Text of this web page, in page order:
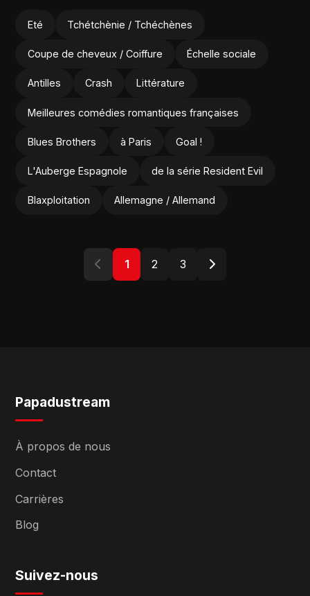
Eté Tchétchènie / Tchéchènes
Coupe de cheveux / Coiffure Échelle sociale
Antilles Crash Littérature
Meilleures comédies romantiques françaises
Blues Brothers à Paris Goal !
L'Auberge Espagnole de la série Resident Evil
Blaxploitation Allemagne / Allemand
1 2 3
Papadustream
À propos de nous
Contact
Carrières
Blog
Suivez-nous